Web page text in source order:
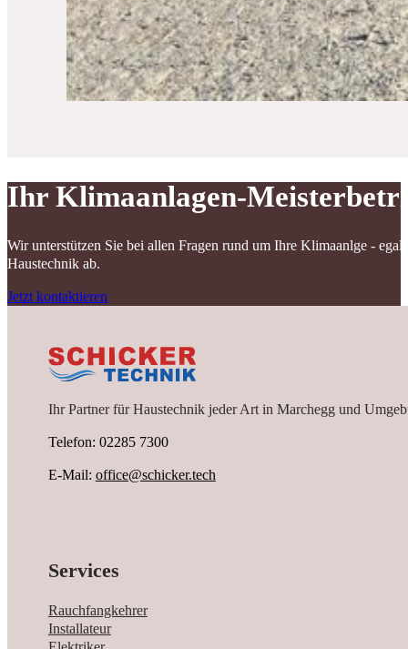
Ihr Klimaanlagen-
Wir unterstützen Sie bei allen Fragen rund um Ihre Klimaanlge -
Haustechnik ab.
Jetzt kontaktieren
Ihr Partner für Haustechnik jeder Art in Marchegg und
Telefon: 02285 7300
E-Mail: office@schicker.tech
Services
Rauchfangkehrer
Installateur